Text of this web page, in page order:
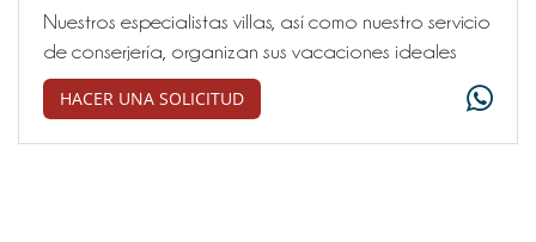
Nuestros especialistas villas, así como nuestro servicio
de conserjería, organizan sus vacaciones ideales
HACER UNA SOLICITUD